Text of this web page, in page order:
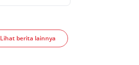
Lihat berita lainnya